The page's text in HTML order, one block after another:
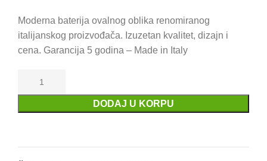
Moderna baterija ovalnog oblika renomiranog
italijanskog proizvođača. Izuzetan kvalitet, dizajn i
cena. Garancija 5 godina – Made in Italy
DODAJ U KORPU